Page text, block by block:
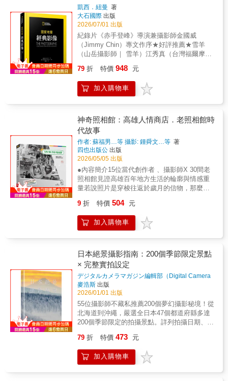
「閣樓時期」。當史密斯日以作夜在閣樓住所
瘋狂做沖印時，他的閣樓竟也逐漸成了爵士樂
手們口耳相傳的聚集聖地。史密斯的錄音機總
是在運轉著，錄下了爵士演奏、樂手間的談
話、城市聲響、以及奇異事件。史密斯的攝影
生涯與這些日後的傳奇爵士樂手開始有了關
聯。◎旁聽這群神秘到不行的傳奇爵士樂手深
夜密談小華特‧戴維斯∣法蘭克‧惠特∣桑尼‧克拉克∣
羅尼‧佛里∣多莉‧格蘭‧伍德森∣霍爾‧歐佛頓∣瑟隆尼
斯‧孟克▌重度爵士樂迷，閣樓成為傳奇樂手的
是史密斯閣樓的常客，前途一片看好的他，卻
也跟許多爵士樂手一樣深陷毒癮之中，而史密
斯的閣樓難辭其咎：樂手們總算能有個地方名
正言順一起吸毒。某日的深夜閣樓，克拉克差
點就要因海洛因過量一命嗚呼，史密斯那台24
小時不停運轉的錄音機錄下了這段迷幻場
景……◎有人一待就是兩年！─天才爵士鼓手羅
尼‧佛里（Ronnie Free）在他巔峰之時突然從樂
壇蒸發，從此再沒人見過他。在這之前，他已
在史密斯的閣樓住了兩年之久。「尤金有很多
妥拉、聖經、薄伽梵歌和古蘭經。那是一座閣
樓形式的圖書館。」史密斯的閣樓圖書館影響
了佛里及其音樂，這之中也蘊藏了佛里毅然決
深夜爵士圈的形成，他的鄰居，低調的鋼琴大
師霍爾‧歐佛頓（Hall Overton）功不可沒。「我
從沒聽過哪個爵士樂手經過他家時會過門不入
的」、「他就是有層出不窮的方法可以激勵其
他樂手往前走」史密斯對霍爾評價極高，雖然
有一次被霍爾一氣之下用木條釘死家門，因為
史密斯欠錢不還。史密斯在房裡哀號：「讓我
離開這裡！」【推薦語】張照堂鋼鐵般的意志
傳奇，是攝影界一道灼熱又冷冽的閃光。郭力
昕這本書將尤金‧史密斯從聖壇上拉了下來。砸
壞偶像之後，卻讓其人其作散放著更為動人的
現實意義。沈昭良特別當身處多元多義的影像
和自己說，攝影不更加表面化就無法存在，這
對我的攝影而言是永遠的假設。 內在 我不在乎
什麼攝影的內在性，所謂的攝影，就是表面
吧，我甚至有如果把攝影變成磁磚一樣就好了
的感受。 日常 我從沒思考過要特別去哪裡、特
別拍什麼，我只是不曾改變地拍攝我日常周遭
的景物，沒有目的就拍了下來。 時間 我的生活
中沒有什麼特別的時間、特別的地點吧，或許
遇。因為是我一個人獨自走著，某種意義下在
我作品中幾乎看不到什麼私生活的點點滴滴。
生命 如果我長命的話，儘管自己想到都覺得討
厭，但我應該還是在拍照呢（笑）。從頭到尾
都被人嘲笑是個笨蛋，但還是繼續拼命說著一
樣的話、繼續一樣的風格。 感覺 我的攝影是讓
觀看者以感覺性、生理性的形態相遇，拍攝下
的瞬間衝擊著這些年輕人。我能感受到這點。
感知 年輕時候的感知，無論那樣感知的方法是
否正確，總之是本能的、動物的、和世界的規
範沒有關係的、果斷的、直觀的。現在的年輕
人不是也用這樣的感知看著我的作品嗎，我只
（Eug&egrave;ne Atget）的攝影，現在看起來
還是很不可思議，當他的攝影第一次輕撫過人
類眼睛時，在那時對人類來說是「新」的那部
我的攝影的存在意義，無論是在遠野，或是在
新宿，都不會改變。 變形 隨著攝影的過程，我
相信的東西又被解體、被改變。解體以後那些
東西，又幻化成其他的形態被我認知。街道就
像變形蟲一樣，無時無刻不在變化著。 焦慮 就
像竹編的桶子不論編得多細都會漏水一般，對
於街頭快照的攝影家來說，拍照是永遠未完
的，永遠都在焦慮當中。 欲望 我心中高漲著欲
望，一股總之先將攝影一度解體的欲望，把我
曾經擁有的所有經驗全部拆解，最後達到了
影集，我不想以藝術或某種表現的方式去完
成，結果卻是把攝影和我的肉體分開了，只有
我自己殘剩在那裡。我也不再想為這本攝影集
視覺設計。決定作品出不出色的，在於拍攝者
是否適切安排觀者的視線、控制畫面的重心、
建立或打破平衡，甚至決定情緒的節奏。這些
看似自然出現的效果，其實都有其設計原理，
而且不但都能找到方法理解、學習，也正是區
分「AI生成的影像」與「人類建構的影像」的
關鍵所在，而這正是作者大規模修訂這本經典
的出發點。他深信，在影像太容易生成的年
同、出乎意料的畫面，是比攝影史上任何時期
都更受重視的價值。那麼具體上，視覺風格要
如何建構？麥可‧弗里曼透過大量作品，一步步
與形狀如何建立秩序— 重心與平衡如何產生張
力— 框架與裁切如何引導觀看— 前景與空間如
何創造深度— 節奏與對比如何形塑氛圍這些，
都能讓影像具有獨屬於人的「創造性」，——
讓拍攝者在面對相同場景時，拍出與他人截然
不同的特性與意圖，而不只是複製現實。也正
是在這個層面上，《攝影師之眼》更像是在建
立觀看的素養，一種面對任何影像時，都能拆
麼，在過去十多年間，當大量攝影書隨著器材
更新與潮流更迭逐漸退場時，《攝影師之眼》
仍被學者與教學體系反覆使用。本書所處理
的，不是攝影的表層技術，而是影像思考的基
過時。在影像愈來愈容易生成的今天，這些能
力不只是創作的基礎，更是一種理解世界的方
式。《攝影師之眼》所提供的，不只是拍照的
方法，而是關於如何觀看、如何判斷，以及如
何在影像之中建立意義。
凱西．紐曼 著
大石國際 出版
2026/07/01 出版
紀錄片《赤手登峰》導演兼攝影師金國威
（Jimmy Chin）專文作序★好評推薦★雪羊
（山岳攝影師｜ 雪羊）江秀真（台灣福爾摩莎
（視覺藝術/極地攝影師 馬賽Kyo）陳彥博（極
地超級馬拉松運動員）孫維新（中原大學物理
系講座教授、《科學人》總編輯）沈昭良（華
一世紀以來的攝影大成之作《百年攝影經
典》，成為攝影愛好者收藏《國家地理》雜誌
攝影藝術的指標性攝影集。而因應近20年來數
位技術的發展與AI革命，擴大了探索的觸角，
國家地理的攝影視野也同步擴大，為影像開創
了新的可能性，並創造出新的典範。《國家地
理經典影像》的誕生，就是要帶領讀者看見這
個以影像著稱的老牌媒體所展現的最新時代精
神。要從《國家地理》浩瀚的圖庫中篩選出這
本精選輯，本身就是一項壯舉。光是在2023
照片，其中僅約850張得以刊登出來。這本攝影
集精選超過250幅精采影像，從目錄前的7幅跨
頁照片開始，讀者就會立刻被吸入這場視覺盛
括：在烏干達樹上剛醒來的獅子、在冰山間追
尋1847年西北水道航線的小帆船、以好萊塢標
誌為背景的山獅，以及一隻正從南極高聳冰崖
躍下的皇帝企鵝幼鳥。本書也再次充分展現了
攝影為何成為《國家地理》雜誌的靈魂，例如
艾力克斯．霍諾德攀登優勝美地「酋長岩」的
報導儘管振奮人心，但從國家地理攝影師採取
的「攀登者視角」才能傳達出那分震撼，看見
多年來透過鏡頭為我們打開的其中一扇窗。本
奇心的讀者。
79 折 特價 948 元
加入購物車
神奇照相館：高雄人情商店．老照相館時
代故事
作者: 蘇福男…等 攝影: 鍾舜文…等 著
四也出版公 出版
2026/05/05 出版
●內容簡介15位當代創作者 、攝影師X 30間老
照相館見證高雄百年地方生活的輪廓與情感重
量若說照片是穿梭往返於歲月的信物，那麼，
間守候時光的「神奇照相館」。「神奇照相
館」是一家店、也是一段時代，是從土地走進
工業區、從暗房走到雲端的縮影。或許照相館
白相片、阿嬤最後一張遺照、小孩留學前、男
人當兵後、女人初為人母……生活在這裡的
人，有過的眼神與臉，都在老相館裡留下印
記。影像不只是記錄，是地方的體溫與重量。
顧問 李友煌 / 詩人作家、高雄市立空中大學文
化藝術學系副教授李旭彬/ 老派攝影師、高師大
跨藝所兼任助理教授級專業人員五篇有聲書選
輯免費聽，立即掃QRcode ：1. （頁78）左
營．蕭忠和古典攝影學院超越現實的追求 黑白
顯影盤下的彩色人生2.（頁96） 鹽埕．On the
128） 燕巢．一樂也照相館光影之間的半世紀
顯影4. （頁140） 岡山．千友照相館大日小
日，出門玩就是照相館好日5.（頁162）楠梓．
9 折 特價 504 元
加入購物車
日本絕景攝影指南：200個季節限定景點
× 完整實拍設定
デジタルカメラマガジン編輯部（Digital Camera
Magazine Editorial Team）
麥浩斯 出版
2026/01/01 出版
55位攝影師不藏私推薦200個夢幻攝影秘境！從
北海道到沖繩，嚴選全日本47個都道府縣多達
200個季節限定的拍攝景點。詳列拍攝日期、時
點的 QR Code，以簡潔優美的文字描述景點特
色、何時順逆光、適合拍攝時段、角度等攝影
注意事項，完整網羅55位攝影師為捕捉絕景所
79 折 特價 473 元
加入購物車